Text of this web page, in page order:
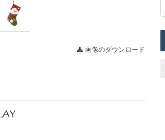
画像のダウンロード